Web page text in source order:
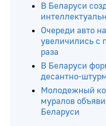
В Беларуси
Очереди авто
увеличились с
раза
В Беларуси
десантно-
Молодежный
муралов
Беларуси